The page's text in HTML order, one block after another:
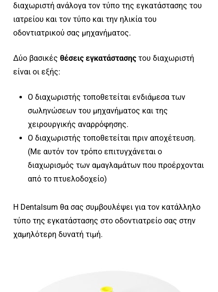
διαχωριστή ανάλογα τον τύπο της εγκατάστασης του
ιατρείου και τον τύπο και την ηλικία του
οδοντιατρικού σας μηχανήματος.
Δύο βασικές θέσεις εγκατάστασηςτου διαχωριστή
είναι οι εξής:
Ο διαχωριστής τοποθετείται ενδιάμεσα των
σωληνώσεων του μηχανήματος και της
χειρουργικής αναρρόφησης.
Ο διαχωριστής τοποθετείται πριν αποχέτευση.
(Με αυτόν τον τρόπο επιτυγχάνεται ο
διαχωρισμός των αμαγλαμάτων που προέρχονται
από το πτυελοδοχείο)
Η Dentalsum θα σας συμβουλέψει για τον κατάλληλο
τύπο της εγκατάστασης στο οδοντιατρείο σας στην
χαμηλότερη δυνατή τιμή.